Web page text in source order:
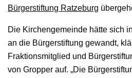
Bürgerstiftung Ratzeburg
Die Kirchengemeinde hätte sich
an die Bürgerstiftung gewandt,
Fraktionsmitglied und
von Gropper auf. „Die